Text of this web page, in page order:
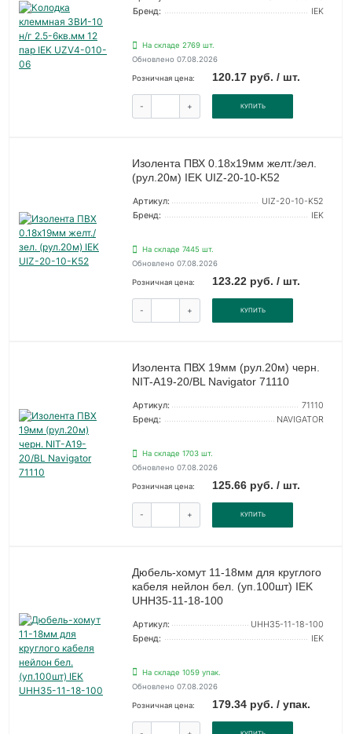
Бренд:
IEK
На складе 2769 шт.
Обновлено 07.08.2026
Розничная цена: 120.17 руб. / шт.
- + КУПИТЬ
Изолента ПВХ 0.18х19мм желт./зел.
(рул.20м) IEK UIZ-20-10-K52
Артикул:
UIZ-20-10-K52
Бренд:
IEK
На складе 7445 шт.
Обновлено 07.08.2026
Розничная цена: 123.22 руб. / шт.
- + КУПИТЬ
Изолента ПВХ 19мм (рул.20м) черн.
NIT-A19-20/BL Navigator 71110
Артикул:
71110
Бренд:
NAVIGATOR
На складе 1703 шт.
Обновлено 07.08.2026
Розничная цена: 125.66 руб. / шт.
- + КУПИТЬ
Дюбель-хомут 11-18мм для круглого
кабеля нейлон бел. (уп.100шт) IEK
UHH35-11-18-100
Артикул:
UHH35-11-18-100
Бренд:
IEK
На складе 1059 упак.
Обновлено 07.08.2026
Розничная цена: 179.34 руб. / упак.